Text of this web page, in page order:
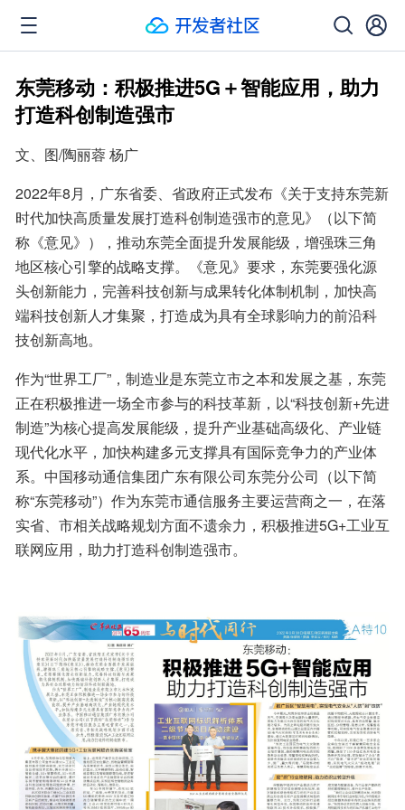
东莞移动：积极推进5G＋智能应用，助力
打造科创制造强市
文、图/陶丽蓉 杨广
2022年8月，广东省委、省政府正式发布《关于支持东莞新
时代加快高质量发展打造科创制造强市的意见》（以下简
称《意见》），推动东莞全面提升发展能级，增强珠三角
地区核心引擎的战略支撑。《意见》要求，东莞要强化源
头创新能力，完善科技创新与成果转化体制机制，加快高
端科技创新人才集聚，打造成为具有全球影响力的前沿科
技创新高地。
作为“世界工厂”，制造业是东莞立市之本和发展之基，东莞
正在积极推进一场全市参与的科技革新，以“科技创新+先进
制造”为核心提高发展能级，提升产业基础高级化、产业链
现代化水平，加快构建多元支撑具有国际竞争力的产业体
系。中国移动通信集团广东有限公司东莞分公司（以下简
称“东莞移动”）作为东莞市通信服务主要运营商之一，在落
实省、市相关战略规划方面不遗余力，积极推进5G+工业互
联网应用，助力打造科创制造强市。